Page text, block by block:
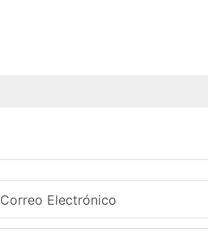
Correo Electrónico